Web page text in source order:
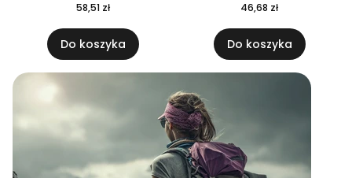
58,51 zł
Do koszyka
46,68 zł
Do koszyka